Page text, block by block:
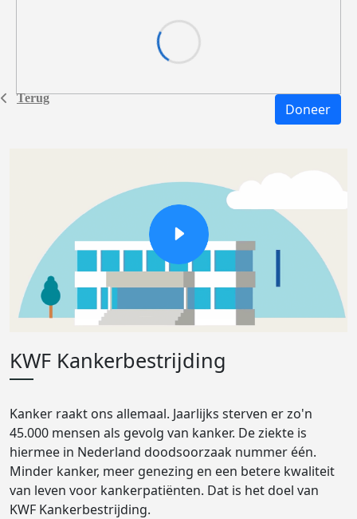
Terug
Doneer
KWF Kankerbestrijding
Kanker raakt ons allemaal. Jaarlijks sterven er zo'n
45.000 mensen als gevolg van kanker. De ziekte is
hiermee in Nederland doodsoorzaak nummer één.
Minder kanker, meer genezing en een betere kwaliteit
van leven voor kankerpatiënten. Dat is het doel van
KWF Kankerbestrijding.